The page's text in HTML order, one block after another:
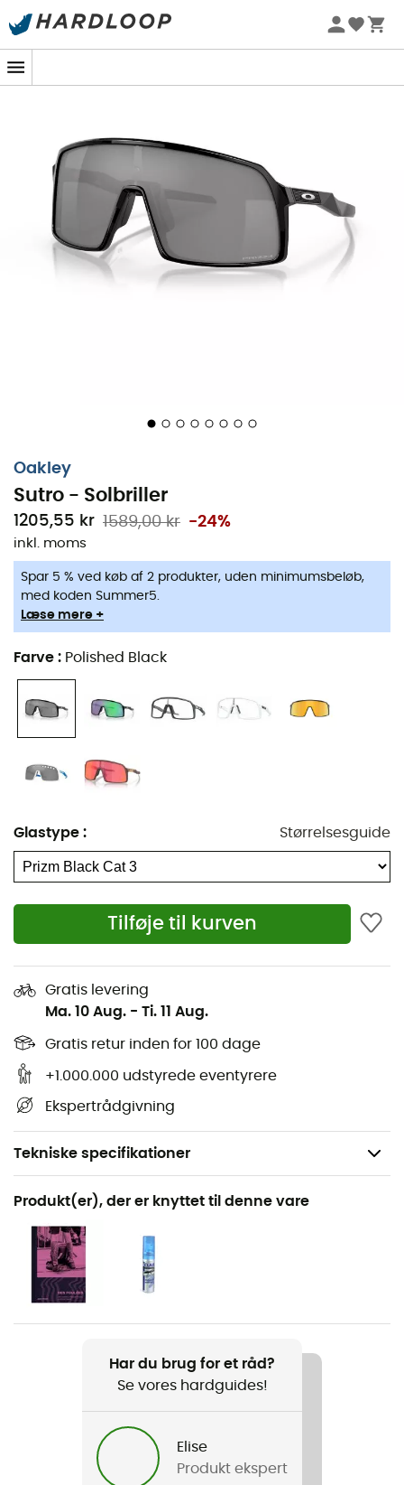
-5% Extra - Kode Summer5
Oakley
Sutro - Solbriller
1205,55 kr 1589,00 kr -24%
inkl. moms
Spar 5 % ved køb af 2 produkter, uden minimumsbeløb,
med koden Summer5.
Læse mere +
Farve : Polished Black
Glastype : Størrelsesguide
Tilføje til kurven
Gratis levering
Ma. 10 Aug. - Ti. 11 Aug.
Gratis retur inden for 100 dage
+1.000.000 udstyrede eventyrere
Ekspertrådgivning
Tekniske specifikationer
Anbefales til
Trail / Det daglige liv / Mountainbike / langrend /
Enduro
Herre / Dame
Inkluderet i leveringen
Opbevaringspose - etui
Produkt(er), der er knyttet til denne vare
Har du brug for et råd?
Se vores hardguides!
Elise
Produkt ekspert